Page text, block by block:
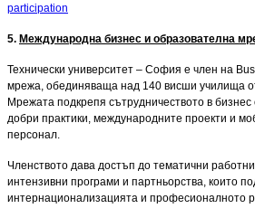
participation
5. Международна бизнес и образователна
Технически университет – София е член на
мрежа, обединяваща над 140 висши училища
Мрежата подкрепя сътрудничеството в
добри практики, международните проекти и
персонал.
Членството дава достъп до тематични
интензивни програми и партньорства, които
интернационализацията и професионалното